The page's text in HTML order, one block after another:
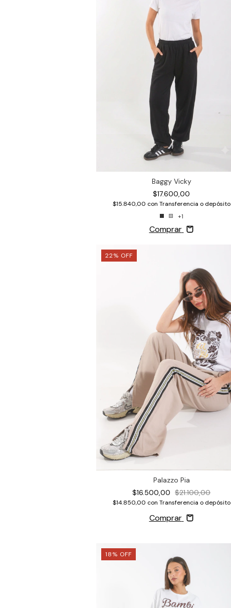
Baggy Vicky
$17.600,00
$15.840,00 con Transferencia o depósito
+1
Comprar
22% OFF
Palazzo Pia
$16.500,00 $21.100,00
$14.850,00 con Transferencia o depósito
Comprar
18% OFF